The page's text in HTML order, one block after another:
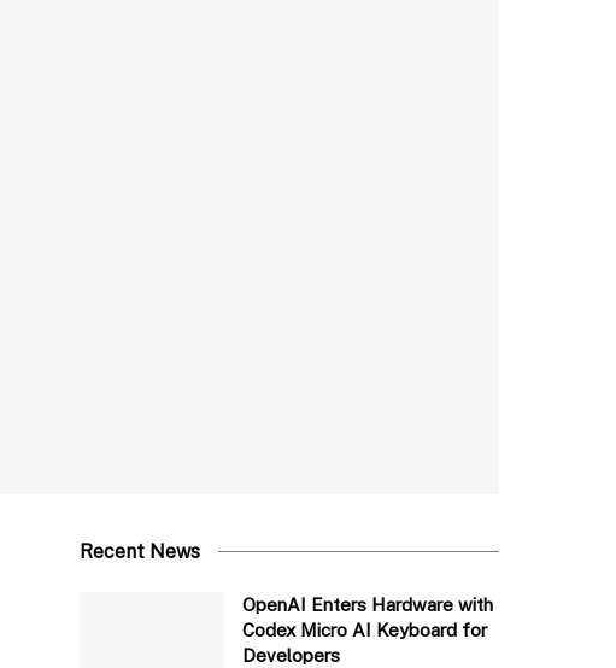
Recent News
OpenAI Enters Hardware with
Codex Micro AI Keyboard for
Developers